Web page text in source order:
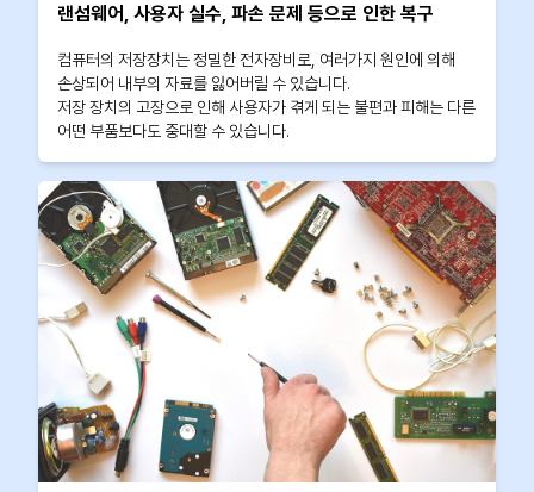
랜섬웨어, 사용자 실수, 파손 문제 등으로 인한 복구
컴퓨터의 저장장치는 정밀한 전자장비로, 여러가지 원인에 의해
손상되어 내부의 자료를 잃어버릴 수 있습니다.
저장 장치의 고장으로 인해 사용자가 겪게 되는 불편과 피해는 다른
어떤 부품보다도 중대할 수 있습니다.